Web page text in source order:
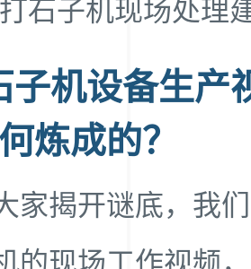
石子机现场处理
子机设备生产
炼成的？
家揭开谜底，我